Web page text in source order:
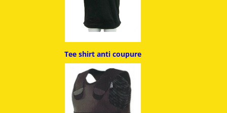
Tee shirt anti coupure